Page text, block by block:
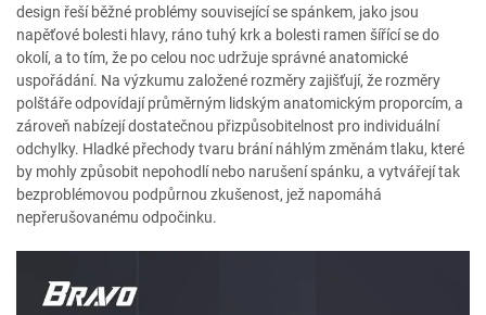
design řeší běžné problémy související se spánkem, jako jsou
napěťové bolesti hlavy, ráno tuhý krk a bolesti ramen šířící se do
okolí, a to tím, že po celou noc udržuje správné anatomické
uspořádání. Na výzkumu založené rozměry zajišťují, že rozměry
polštáře odpovídají průměrným lidským anatomickým proporcím, a
zároveň nabízejí dostatečnou přizpůsobitelnost pro individuální
odchylky. Hladké přechody tvaru brání náhlým změnám tlaku, které
by mohly způsobit nepohodlí nebo narušení spánku, a vytvářejí tak
bezproblémovou podpůrnou zkušenost, jež napomáhá
nepřerušovanému odpočinku.